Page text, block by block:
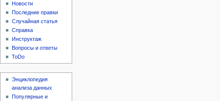
Новости
Последние правки
Случайная статья
Справка
Инструктаж
Вопросы и ответы
ToDo
Энциклопедия
анализа данных
Популярные и